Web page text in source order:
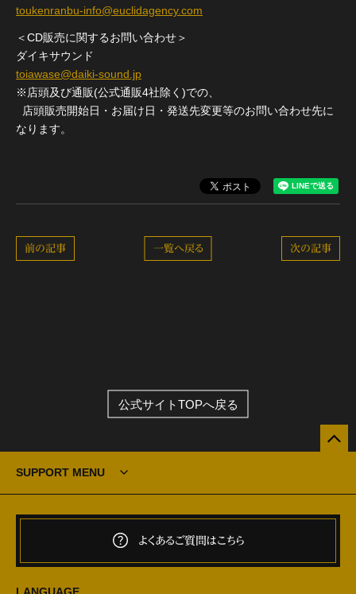
toukenranbu-info@euclidagency.com
＜CD販売に関するお問い合わせ＞
ダイキサウンド
toiawase@daiki-sound.jp
※店頭及び通販(公式通販4社除く)での、
店頭販売開始日・お届け日・発送先変更等のお問い合わせ先に
なります。
次の記事
一覧へ戻る
前の記事
公式サイトTOPへ戻る
SUPPORT MENU
よくあるご質問はこちら
LANGUAGE